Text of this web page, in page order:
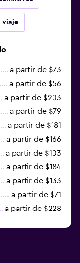
viaje
a partir de $73
a partir de $56
a partir de $203
a partir de $79
a partir de $181
a partir de $166
a partir de $103
a partir de $184
a partir de $133
a partir de $71
a partir de $228